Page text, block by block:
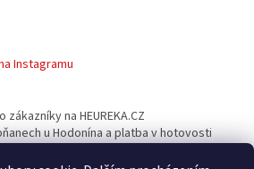
Instagramu
zákazníky na HEUREKA.CZ
u Hodonína a platba v hotovosti